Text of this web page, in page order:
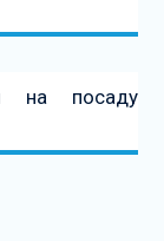
на посаду